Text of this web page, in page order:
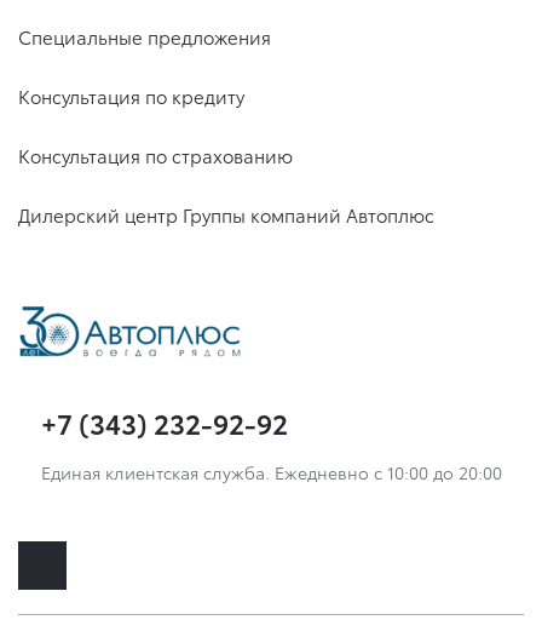
Специальные предложения
Консультация по кредиту
Консультация по страхованию
Дилерский центр Группы компаний Автоплюс
+7 (343) 232-92-92
Единая клиентская служба. Ежедневно с 10:00 до 20:00